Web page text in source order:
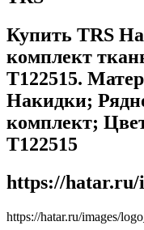
Купить TRS
комплект
T122515.
Накидки;
комплект;
T122515
https://hatar.ru/
https://hatar.ru/images/